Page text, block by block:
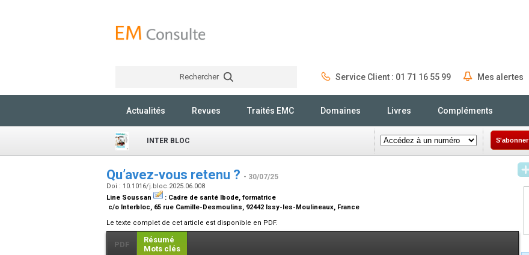
Rechercher Service Client : 01 71 16 55 99 Mes alertes
Actualités Revues Traités EMC Domaines Livres Compléments
INTER BLOC S'abonner
Qu’avez-vous retenu ? - 30/07/25
Doi : 10.1016/j.bloc.2025.06.008
Line Soussan
: Cadre de santé Ibode, formatrice
c/o Interbloc, 65 rue Camille-Desmoulins, 92442 Issy-les-Moulineaux, France
Le texte complet de cet article est disponible en PDF.
PDF
Résumé
Mots clés